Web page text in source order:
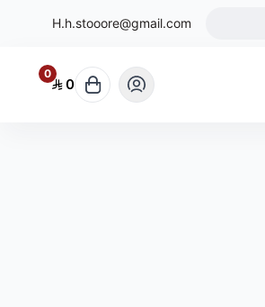
H.h.stooore@gmail.com
0
0